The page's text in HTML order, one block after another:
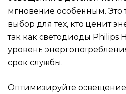
мгновение особенным. Это
выбор для тех, кто ценит
так как светодиоды Philips
уровень
срок службы.
Оптимизируйте